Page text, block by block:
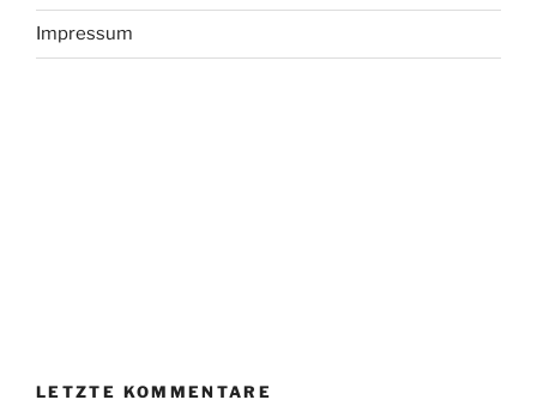
Impressum
LETZTE KOMMENTARE